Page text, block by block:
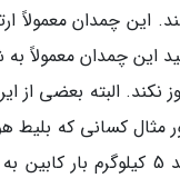
این چمدان معمولاً
مثال کسانی که بلیط
خارجی تنها می توانند 5